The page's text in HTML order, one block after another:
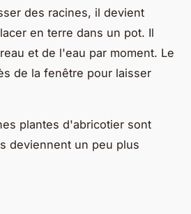
des racines, il devient
en terre dans un pot. Il
et de l'eau par moment. Le
de la fenêtre pour laisser
plantes d'abricotier sont
deviennent un peu plus